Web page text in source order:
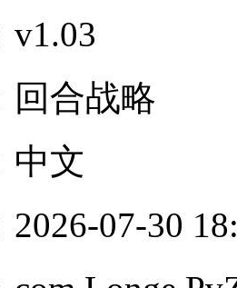
v1.03
回合战略
中文
2026-07-30